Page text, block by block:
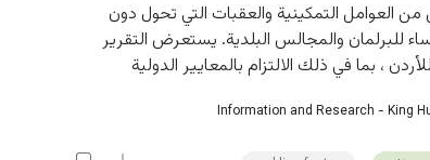
العوامل التمكينية والعقبات التي تحول دون
للبرلمان والمجالس البلدية. يستعرض التقرير
، بما في ذلك الالتزام بالمعايير الدولية
Information and Research - King